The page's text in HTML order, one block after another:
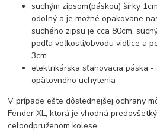
suchým zipsom(páskou) šírky
odolný a je možné opakovane
suchého zipsu je cca 80cm,
podľa veľkosti/obvodu vidlice a
3cm
elektrikárska sťahovacia páska
opätovného uchytenia
V prípade ešte dôslednejšej ochrany
Fender XL, ktorá je vhodná
celoodpruženom kolese.